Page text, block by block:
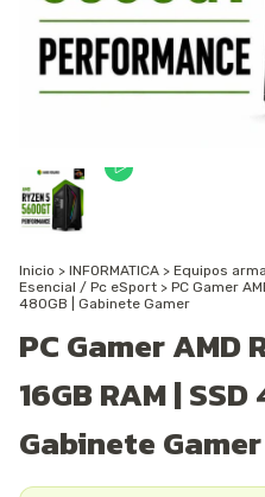
Inicio > INFORMATICA > Equipos
Esencial / Pc eSport > PC Gamer
480GB | Gabinete Gamer
PC Gamer AMD
16GB RAM |
Gabinete Gamer